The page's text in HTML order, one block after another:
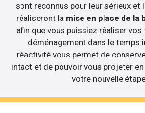
sont reconnus pour leur sérieux et
réaliseront la mise en place de la
afin que vous puissiez réaliser vos
déménagement dans le temps
réactivité vous permet de
intact et de pouvoir vous projeter
votre nouvelle